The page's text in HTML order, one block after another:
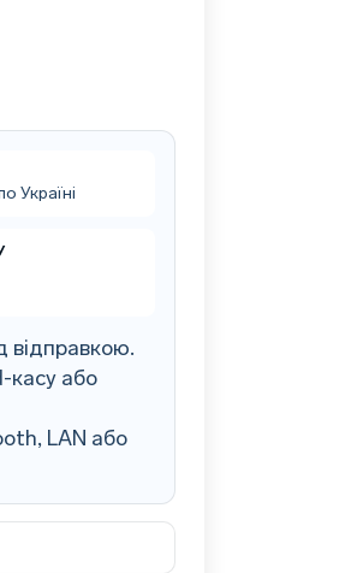
Україні
відправкою.
касу або
LAN або